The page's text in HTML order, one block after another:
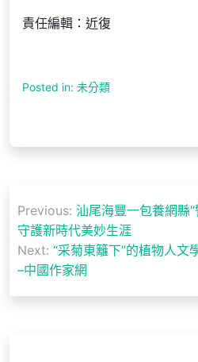
責任編輯：近復
Posted in: 未分類
章
導
覽
Previous: 汕尾海豐一包養網縣
守護新時代美妙生涯
Next: “采菊東籬下”的植物人文
–中國作家網